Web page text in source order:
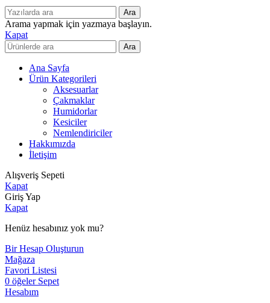
Ara
Arama yapmak için yazmaya başlayın.
Kapat
Ara
Ana Sayfa
Ürün Kategorileri
Aksesuarlar
Çakmaklar
Humidorlar
Kesiciler
Nemlendiriciler
Hakkımızda
İletişim
Alışveriş Sepeti
Kapat
Giriş Yap
Kapat
Henüz hesabınız yok mu?
Bir Hesap Oluşturun
Mağaza
Favori Listesi
0 öğeler Sepet
Hesabım